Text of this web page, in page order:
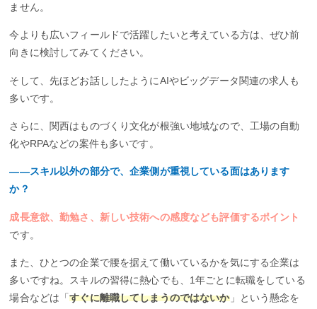
ません。
今よりも広いフィールドで活躍したいと考えている方は、ぜひ前
向きに検討してみてください。
そして、先ほどお話ししたようにAIやビッグデータ関連の求人も
多いです。
さらに、関西はものづくり文化が根強い地域なので、工場の自動
化やRPAなどの案件も多いです。
――スキル以外の部分で、企業側が重視している面はあります
か？
成長意欲、勤勉さ、新しい技術への感度なども評価するポイント
です。
また、ひとつの企業で腰を据えて働いているかを気にする企業は
多いですね。スキルの習得に熱心でも、1年ごとに転職をしている
場合などは「すぐに離職してしまうのではないか」という懸念を